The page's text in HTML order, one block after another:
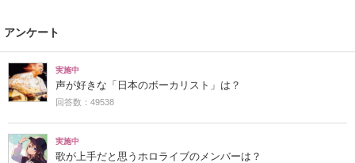
アンケート
実施中
声が好きな「日本のボーカリスト」は？
回答数：49538
実施中
歌が上手だと思うホロライブのメンバーは？